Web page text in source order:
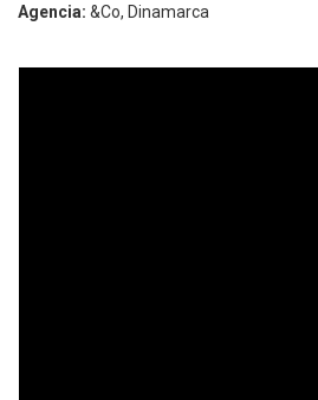
Agencia: &Co, Dinamarca